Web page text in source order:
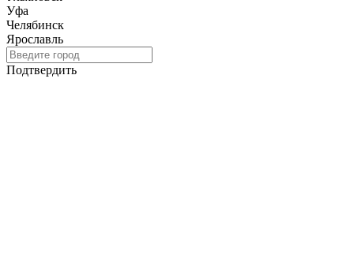
Уфа
Челябинск
Ярославль
Подтвердить